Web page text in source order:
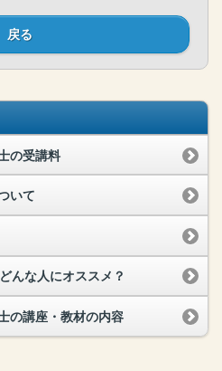
戻る
の受講料
いて
んな人にオススメ？
の講座・教材の内容